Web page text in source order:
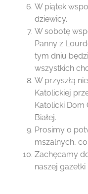
W piątek
dziewicy.
W sobotę
Panny z
tym dniu
wszystkich
W przyszłą
Katolickiej
Katolicki Dom
Białej.
Prosimy o
mszalnych,
Zachęcamy
naszej gazetki